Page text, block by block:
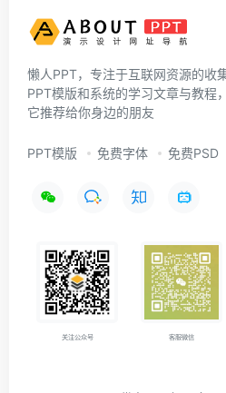
懒人PPT，专注于互联网资源的收
PPT模版和系统的学习文章与教程
它推荐给你身边的朋友
PPT模版 免费字体 免费PSD
关注公众号 客服微信